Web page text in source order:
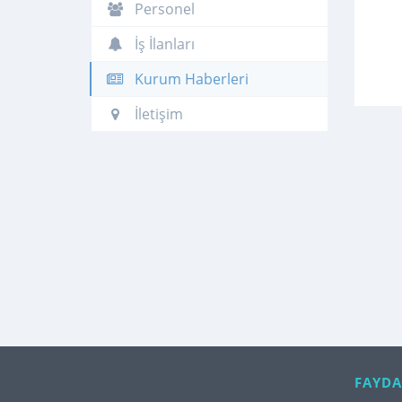
Personel
İş İlanları
Kurum Haberleri
İletişim